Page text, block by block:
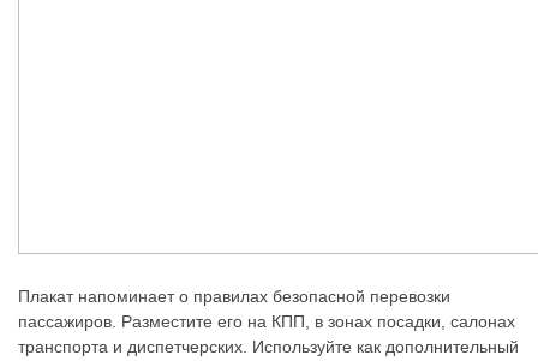
Плакат напоминает о правилах безопасной перевозки
пассажиров. Разместите его на КПП, в зонах посадки, салонах
транспорта и диспетчерских. Используйте как дополнительный